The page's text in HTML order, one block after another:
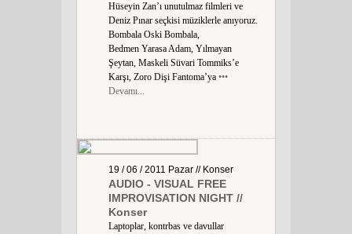
Hüseyin Zan’ı unutulmaz filmleri ve
Deniz Pınar seçkisi müziklerle anıyoruz.
Bombala Oski Bombala,
Bedmen Yarasa Adam, Yılmayan
Şeytan, Maskeli Süvari Tommiks’e
Karşı, Zoro Dişi Fantoma’ya •••
Devamı...
19 / 06 / 2011 Pazar // Konser
AUDIO - VISUAL FREE
IMPROVISATION NIGHT //
Konser
Laptoplar, kontrbas ve davullar